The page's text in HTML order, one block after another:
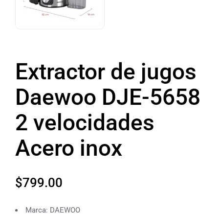
Extractor de jugos
Daewoo DJE-5658
2 velocidades
Acero inox
$799.00
Marca: DAEWOO